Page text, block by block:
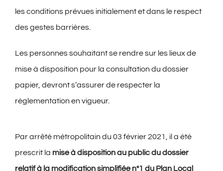
les conditions prévues initialement et dans le respect
des gestes barrières.
Les personnes souhaitant se rendre sur les lieux de
mise à disposition pour la consultation du dossier
papier, devront s’assurer de respecter la
réglementation en vigueur.
Par arrêté métropolitain du 03 février 2021, il a été
prescrit la mise à disposition au public du dossier
relatif à la modification simplifiée n°1 du Plan Local